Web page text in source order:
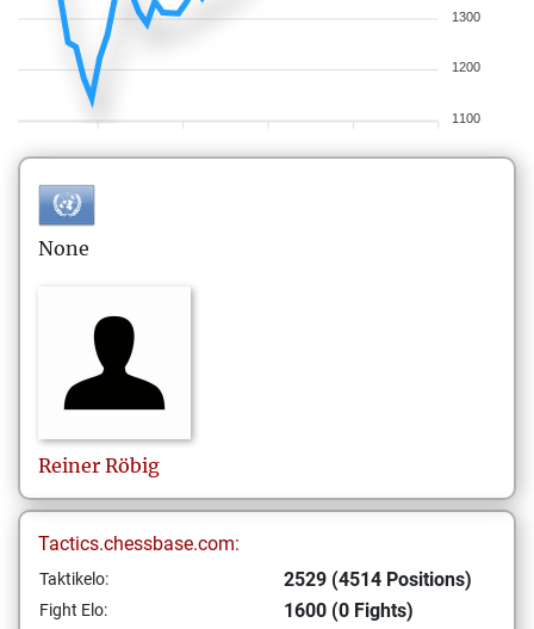
1300
1200
1100
None
Reiner Röbig
Tactics.chessbase.com:
Taktikelo: 2529 (4514 Positions)
Fight Elo: 1600 (0 Fights)